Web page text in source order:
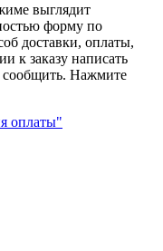
выглядит
форму по
доставки, оплаты,
к заказу написать
Нажмите
оплаты"